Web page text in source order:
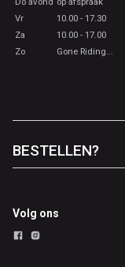
Vr
10.00 - 17.30
Za
10.00 - 17.00
Zo
Gone Riding...
BESTELLEN?
Volg ons